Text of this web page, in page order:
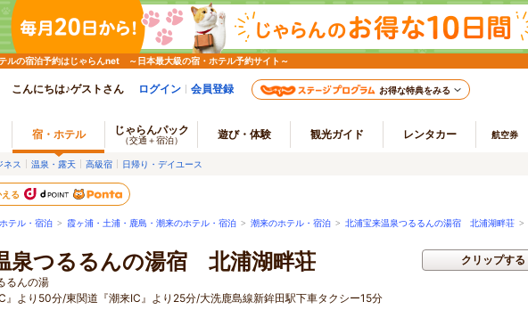
ルの宿泊予約はじゃらんnet ～日本最大級の宿・ホテル予約サイト～
こんにちは♪ゲストさん ログイン 会員登録 お得な特典をみる
宿・ホテル じゃらんパック
（交通＋宿泊） 遊び・体験 観光ガイド レンタカー 航空券
ネス 温泉・露天 高級宿 日帰り・デイユース
る
テル・宿泊 > 霞ヶ浦・土浦・鹿島・潮来のホテル・宿泊 > 潮来のホテル・宿泊 > 北浦宝来温泉つるるんの湯宿 北浦湖畔荘 >
泉つるるんの湯宿 北浦湖畔荘
るんの湯
』より50分/東関道『潮来IC』より25分/大洗鹿島線新鉾田駅下車タクシー15分
クリップする